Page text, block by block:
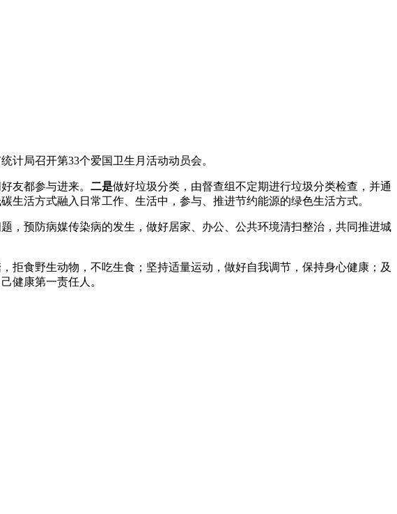
计局召开第33个爱国卫生月活动动员会。
友都参与进来。 二是做好垃圾分类，由督查组不定期进行垃圾分类检查，并通
生活方式融入日常工作、生活中，参与、推进节约能源的绿色生活方式。
，预防病媒传染病的发生，做好居家、办公、公共环境清扫整治，共同推进城
拒食野生动物，不吃生食；坚持适量运动，做好自我调节，保持身心健康；及
健康第一责任人。